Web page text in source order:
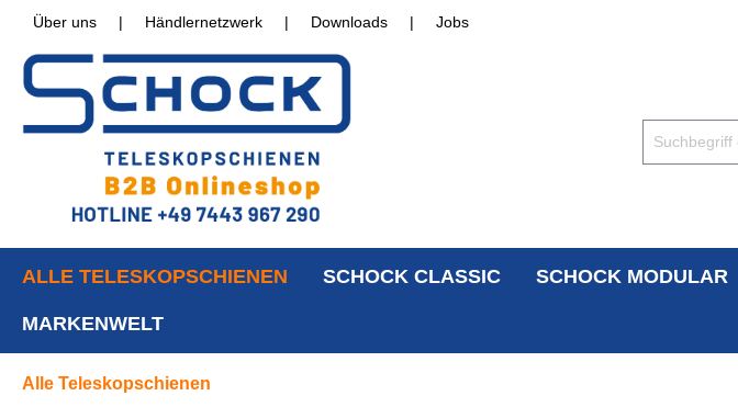
Über uns | Händlernetzwerk | Downloads | Jobs
ALLE TELESKOPSCHIENEN SCHOCK CLASSIC SCHOCK MODULAR
MARKENWELT
Alle Teleskopschienen